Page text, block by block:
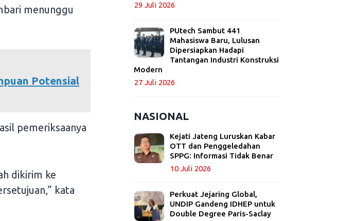
menunggu
Potensial
pemeriksaanya
dikirim ke
kata
29 Juli 2026
PUtech Sambut 441
Mahasiswa Baru, Lulusan
Dipersiapkan Hadapi
Tantangan Industri Konstruksi
Modern
27 Juli 2026
NASIONAL
Kejati Jateng Luruskan Kabar
OTT dan Penggeledahan
SPPG: Informasi Tidak Benar
10 Juli 2026
Perkuat Jejaring Global,
UNDIP Gandeng IDHEP untuk
Double Degree Paris-Saclay